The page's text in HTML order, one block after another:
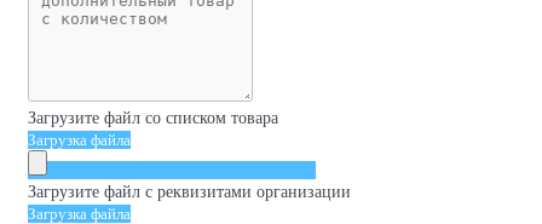
Загрузите файл со списком товара
Загрузка файла
Загрузите файл с реквизитами организации
Загрузка файла